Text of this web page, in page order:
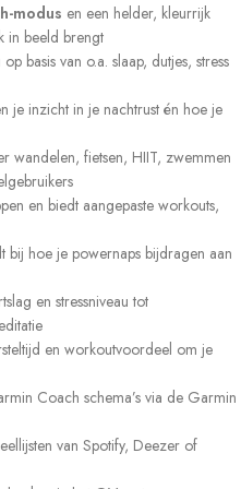
modus en een helder, kleurrijk
in beeld brengt
basis van o.a. slaap, dutjes, stress
je inzicht in je nachtrust én hoe je
wandelen, fietsen, HIIT, zwemmen
en biedt aangepaste workouts,
bij hoe je powernaps bijdragen aan
en stressniveau tot
en workoutvoordeel om je
Coach schema’s via de Garmin
van Spotify, Deezer of